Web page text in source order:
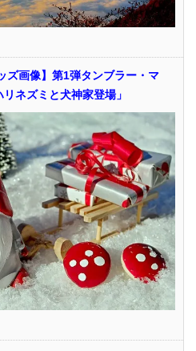
ズ画像】第1弾タンブラー・マ
ネズミと犬神家登場」